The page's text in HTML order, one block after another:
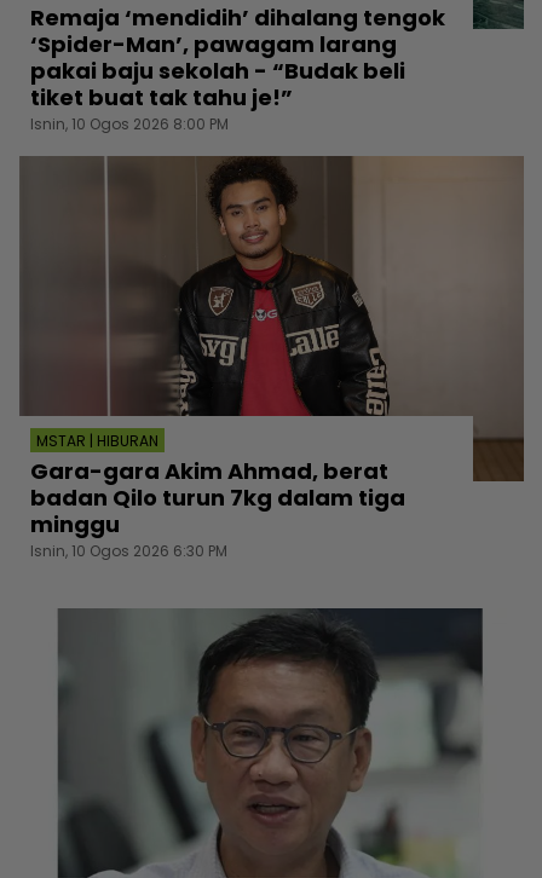
Remaja ‘mendidih’ dihalang tengok
‘Spider-Man’, pawagam larang
pakai baju sekolah - “Budak beli
tiket buat tak tahu je!”
Isnin, 10 Ogos 2026 8:00 PM
MSTAR | HIBURAN
Gara-gara Akim Ahmad, berat
badan Qilo turun 7kg dalam tiga
minggu
Isnin, 10 Ogos 2026 6:30 PM